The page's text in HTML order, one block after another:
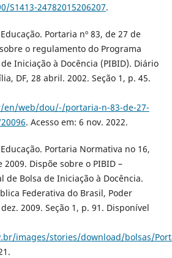
S1413-24782015206207.
Portaria nº 83, de 27 de
o regulamento do Programa
Iniciação à Docência (PIBID). Diário
DF, 28 abril. 2002. Seção 1, p. 45.
web/dou/-/portaria-n-83-de-27-
. Acesso em: 6 nov. 2022.
Portaria Normativa no 16,
Dispõe sobre o PIBID –
de Bolsa de Iniciação à Docência.
Federativa do Brasil, Poder
2009. Seção 1, p. 91. Disponível
images/stories/download/bolsas/